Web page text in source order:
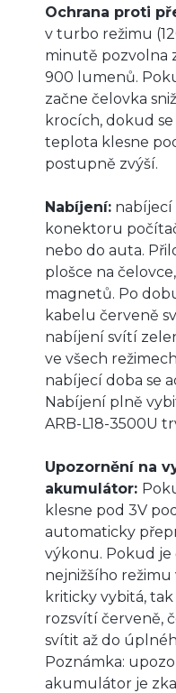
Ochrana proti
v turbo režimu
minutě pozvolna
900 lumenů.
začne čelovka
krocích, dokud
teplota klesne
postupně zvýší.
Nabíjení: nabíjecí
konektoru
nebo do auta.
plošce na
magnetů. Po
kabelu červeně
nabíjení svítí
ve všech
nabíjecí doba se
Nabíjení plně
ARB-L18-3500U
Upozornění na
akumulátor:
klesne pod 3V
automaticky
výkonu. Pokud je
nejnižšího
kriticky vybitá,
rozsvítí červeně,
svítit až do
Poznámka:
akumulátor je